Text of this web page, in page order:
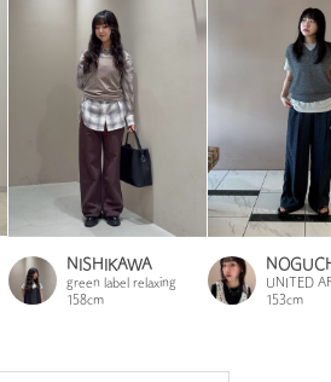
NISHIKAWA
green label relaxing
158cm
UNITED
153cm